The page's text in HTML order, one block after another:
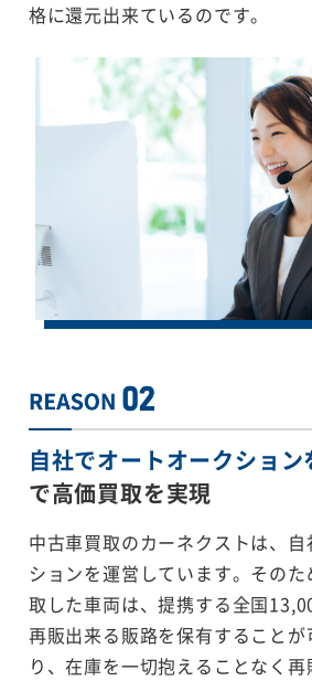
格に還元出来ているのです。
自社でオートオークション
で高価買取を実現
中古車買取のカーネクストは、
ションを運営しています。その
取した車両は、提携する全国
再販出来る販路を保有すること
り、在庫を一切抱えることなく